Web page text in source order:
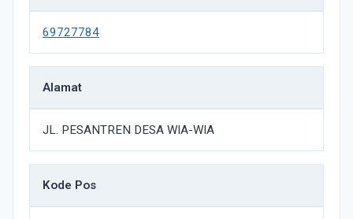
69727784
Alamat
JL. PESANTREN DESA WIA-WIA
Kode Pos